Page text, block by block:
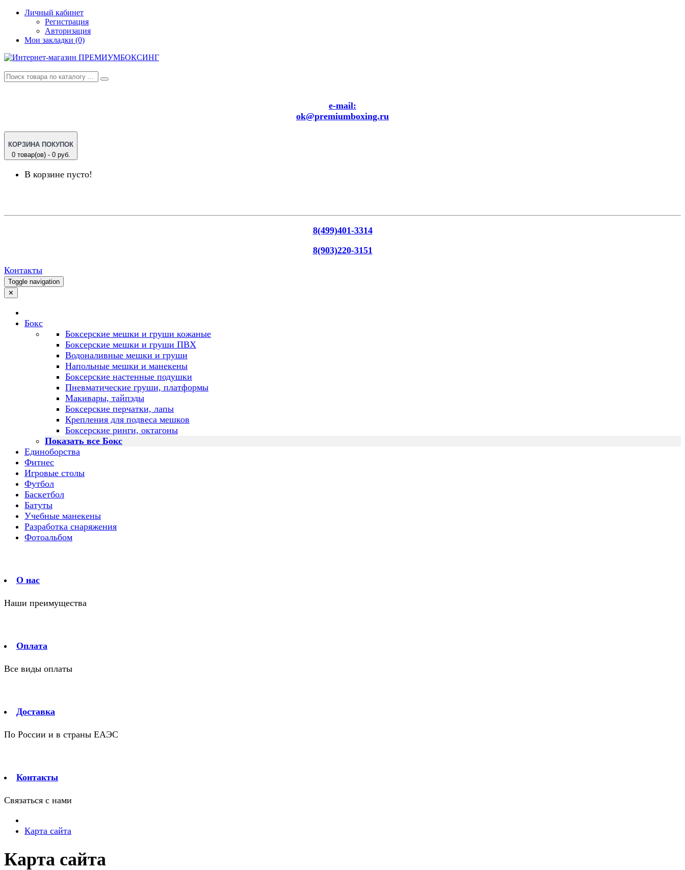
Личный кабинет
Регистрация
Авторизация
Мои закладки (0)
e-mail:
ok@premiumboxing.ru
КОРЗИНА ПОКУПОК
0 товар(ов) - 0 руб.
В корзине пусто!
8(499)401-3314
8(903)220-3151
Контакты
Toggle navigation
✕
Бокс
Боксерские мешки и груши кожаные
Боксерские мешки и груши ПВХ
Водоналивные мешки и груши
Напольные мешки и манекены
Боксерские настенные подушки
Пневматические груши, платформы
Макивары, тайпэды
Боксерские перчатки, лапы
Крепления для подвеса мешков
Боксерские ринги, октагоны
Показать все Бокс
Единоборства
Фитнес
Игровые столы
Футбол
Баскетбол
Батуты
Учебные манекены
Разработка снаряжения
Фотоальбом
О нас
Наши преимущества
Оплата
Все виды оплаты
Доставка
По России и в страны ЕАЭС
Контакты
Связаться с нами
Карта сайта
Карта сайта